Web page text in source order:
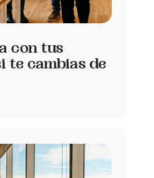
con tus
te cambias de